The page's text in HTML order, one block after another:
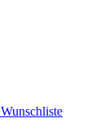
Wunschliste